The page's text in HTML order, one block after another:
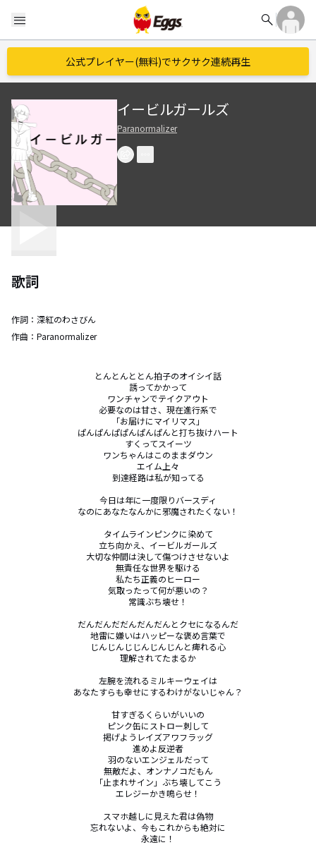
menu search
公式プレイヤー(無料)でサクサク連続再生
イービルガールズ
Paranormalizer
歌詞
作詞： 深紅のわさびん
作曲： Paranormalizer
とんとんととん拍子のオイシイ話
誘ってかかって
ワンチャンでテイクアウト
必要なのは甘さ、現在進行系で
「お届けにマイリマス」
ぱんぱんぱぱんぱんぱんと打ち抜けハート
すくってスイーツ
ワンちゃんはこのままダウン
エイム上々
到達経路は私が知ってる
今日は年に一度限りバースディ
なのにあなたなんかに邪魔されたくない！
タイムラインピンクに染めて
立ち向かえ、イービルガールズ
大切な仲間は決して傷つけさせないよ
無責任な世界を駆ける
私たち正義のヒーロー
気取ったって何が悪いの？
常識ぶち壊せ！
だんだんだだんだんだんとクセになるんだ
地雷に嫌いはハッピーな褒め言葉で
じんじんじじんじんじんと痺れる心
理解されてたまるか
左腕を流れるミルキーウェイは
あなたすらも幸せにするわけがないじゃん？
甘すぎるくらいがいいの
ピンク缶にストロー刺して
掲げようレイズアワフラッグ
進めよ反逆者
羽のないエンジェルだって
無敵だよ、オンナノコだもん
「止まれサイン」ぶち壊してこう
エレジーかき鳴らせ！
スマホ越しに見えた君は偽物
忘れないよ、今もこれからも絶対に
永遠に！